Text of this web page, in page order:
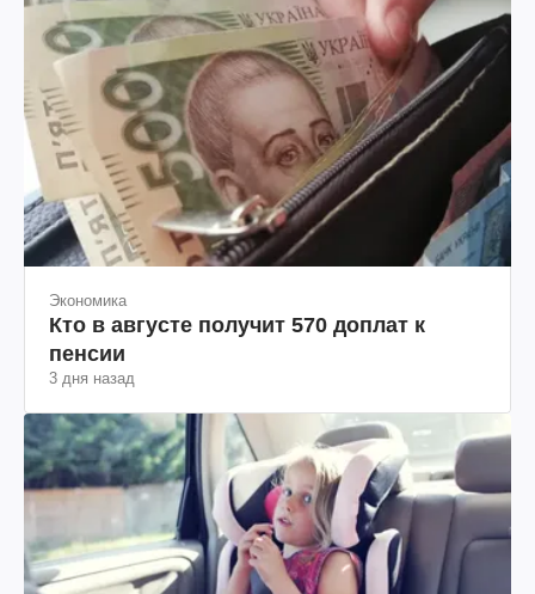
Экономика
Кто в августе получит 570 доплат к
пенсии
3 дня назад